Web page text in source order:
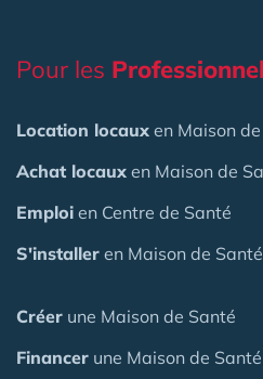
Pour les
Location locaux en Maison
Achat locaux en Maison de
Emploi en Centre de Santé
S'installer en Maison de Santé
Créer une Maison de Santé
Financer une Maison de Santé